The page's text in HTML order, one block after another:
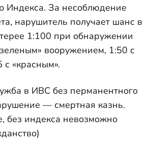
Индекса. За несоблюдение
нарушитель получает шанс в
1:100 при обнаружении
вооружением, 1:50 с
«красным».
в ИВС без перманентного
— смертная казнь.
без индекса невозможно